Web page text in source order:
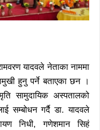
यादवले नेताका नाममा
हुनु पर्ने बताएका छन ।
सामुदायिक अस्पतालको
सम्बोधन गर्दै डा. यादवले
निधी, गणेशमान सिहं